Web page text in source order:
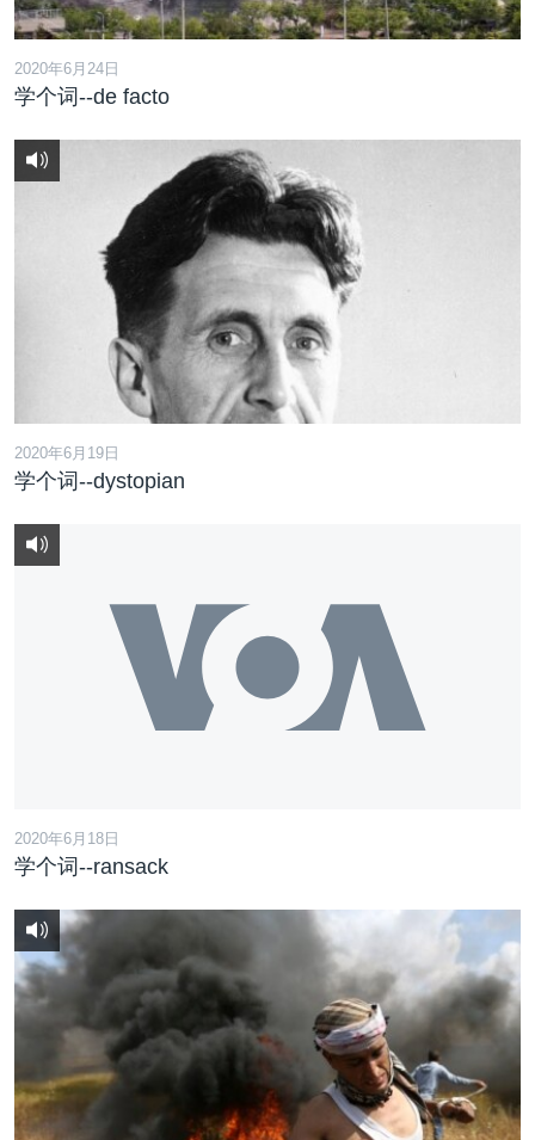
2020年6月24日
学个词--de facto
2020年6月19日
学个词--dystopian
2020年6月18日
学个词--ransack